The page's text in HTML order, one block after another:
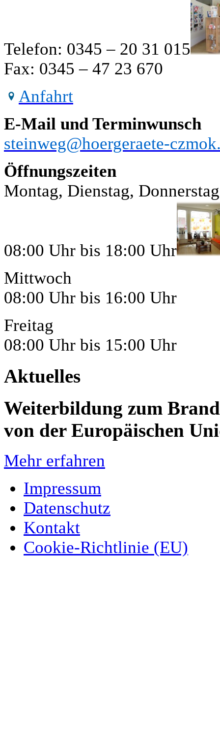
Telefon: 0345 – 20 31 015
Fax: 0345 – 47 23 670
Anfahrt
E-Mail und Terminwunsch
steinweg@hoergeraete-
Öffnungszeiten
Montag, Dienstag, Donnerstag
08:00 Uhr bis 18:00 Uhr
Mittwoch
08:00 Uhr bis 16:00 Uhr
Freitag
08:00 Uhr bis 15:00 Uhr
Aktuelles
Weiterbildung zum
von der Europäischen
Mehr erfahren
Impressum
Datenschutz
Kontakt
Cookie-Richtlinie (EU)